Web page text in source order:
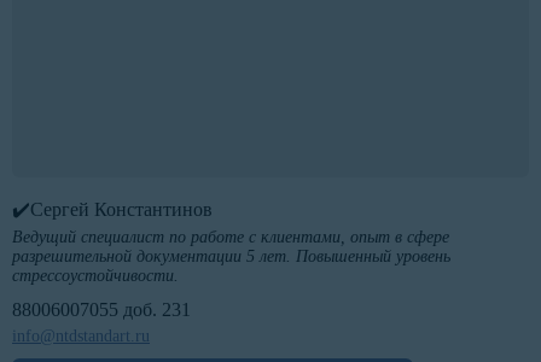
✔️Сергей Константинов
Ведущий специалист по работе с клиентами, опыт в сфере
разрешительной документации 5 лет. Повышенный уровень
стрессоустойчивости.
88006007055 доб. 231
info@ntdstandart.ru